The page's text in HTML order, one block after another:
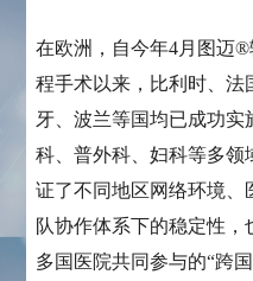
在欧洲，自今年4月图迈
程手术以来，比利时、
牙、波兰等国均已成功
科、普外科、妇科等多领
证了不同地区网络环境、
队协作体系下的稳定性
多国医院共同参与的“跨